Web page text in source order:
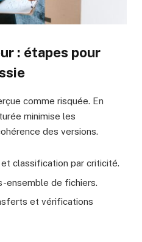
: étapes pour
comme risquée. En
minimise les
des versions.
classification par criticité.
ensemble de fichiers.
et vérifications